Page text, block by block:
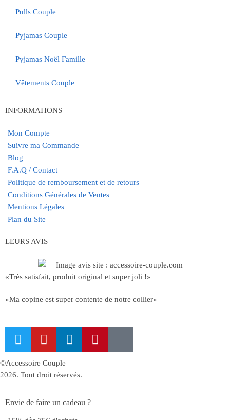
Pulls Couple
Pyjamas Couple
Pyjamas Noël Famille
Vêtements Couple
INFORMATIONS
Mon Compte
Suivre ma Commande
Blog
F.A.Q / Contact
Politique de remboursement et de retours
Conditions Générales de Ventes
Mentions Légales
Plan du Site
LEURS AVIS
«Très satisfait, produit original et super joli !»
«Ma copine est super contente de notre collier»
©Accessoire Couple
2026. Tout droit réservés.
Envie de faire un cadeau ?